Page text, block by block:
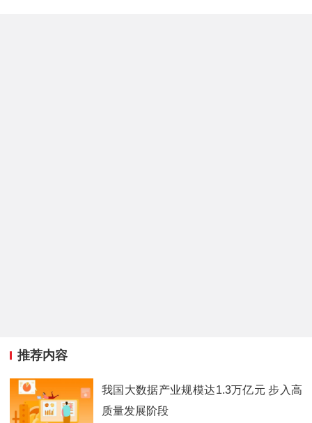
推荐内容
我国大数据产业规模达1.3万亿元 步入高
质量发展阶段